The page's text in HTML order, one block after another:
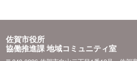
佐賀市役所
協働推進課 地域コミュニティ室